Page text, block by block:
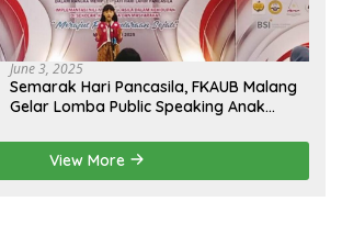
June 3, 2025
Semarak Hari Pancasila, FKAUB Malang
Gelar Lomba Public Speaking Anak
Pancasila
View More